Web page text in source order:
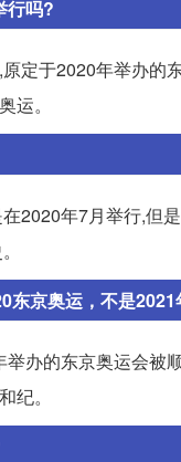
行吗?
定于2020年举办的
运。
2020年7月举行,但
东京奥运，不是2021
办的东京奥运会被
纪。